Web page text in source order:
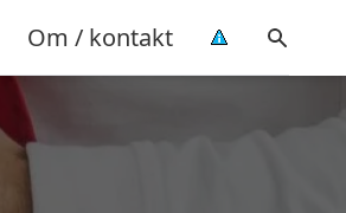
Om / kontakt